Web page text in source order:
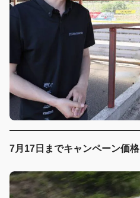
7月17日までキャンペーン価格